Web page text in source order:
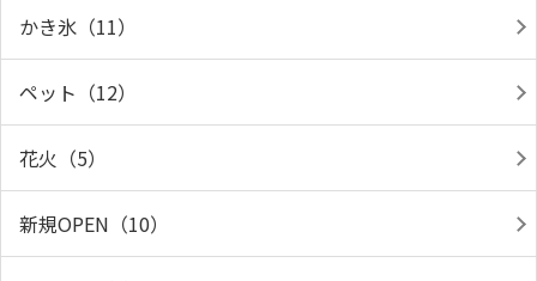
かき氷（11）
ペット（12）
花火（5）
新規OPEN（10）